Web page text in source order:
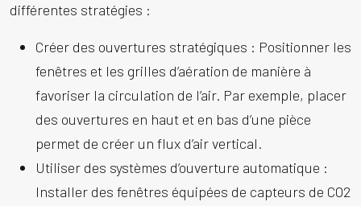
différentes stratégies :
Créer des ouvertures stratégiques : Positionner les
fenêtres et les grilles d’aération de manière à
favoriser la circulation de l’air. Par exemple, placer
des ouvertures en haut et en bas d’une pièce
permet de créer un flux d’air vertical.
Utiliser des systèmes d’ouverture automatique :
Installer des fenêtres équipées de capteurs de CO2